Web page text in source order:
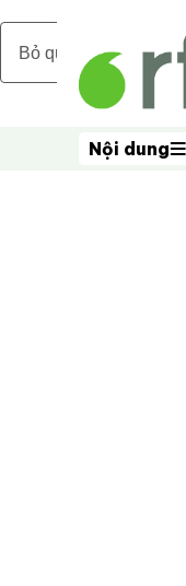
Bỏ qua nội dung chính
Nội dung
Nội dung